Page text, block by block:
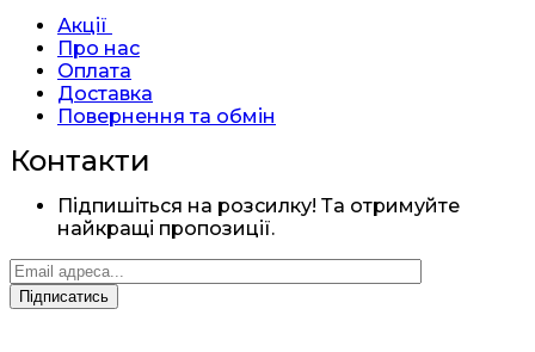
Акції
Про нас
Оплата
Доставка
Повернення та обмін
Контакти
Підпишіться на розсилку! Та отримуйте
найкращі пропозиції.